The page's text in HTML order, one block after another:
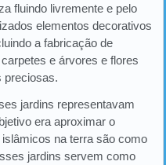
fluindo livremente e pelo
elementos decorativos
a fabricação de
e árvores e flores
preciosas.
jardins representavam
era aproximar o
na terra são como
jardins servem como